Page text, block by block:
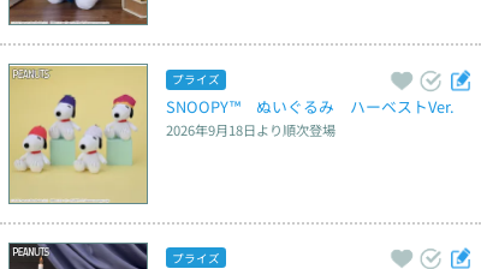
プライズ
SNOOPY™　ぬいぐるみ　ハーベストVer.
2026年9月18日より順次登場
プライズ